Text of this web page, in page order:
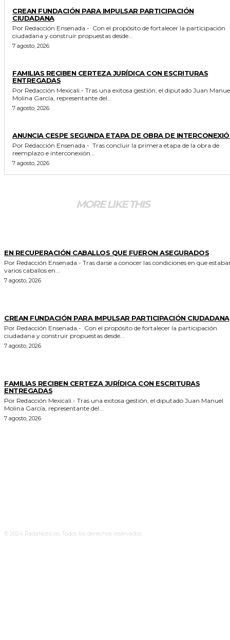
CREAN FUNDACIÓN PARA IMPULSAR PARTICIPACIÓN
CIUDADANA
Por Redacción Ensenada.- Con el propósito de fortalecer la participación
ciudadana y construir propuestas desde...
7 agosto, 2026
FAMILIAS RECIBEN CERTEZA JURÍDICA CON ESCRITURAS
ENTREGADAS
Por Redacción Mexicali.- Tras una exitosa gestión, el diputado Juan Manuel
Molina García, representante del...
7 agosto, 2026
ANUNCIA CESPE SEGUNDA ETAPA DE OBRA DE
Por Redacción Ensenada.- Tras concluir la primera etapa de la obra de
reemplazo e interconexión...
7 agosto, 2026
MORE LIKE THIS
EN RECUPERACIÓN CABALLOS QUE FUERON ASEGURADOS
Por Redacción Ensenada.- Tras darse a conocer las condiciones en que estaban
varios caballos en...
7 agosto, 2026
CREAN FUNDACIÓN PARA IMPULSAR PARTICIPACIÓN CIUDADANA
Por Redacción Ensenada.- Con el propósito de fortalecer la participación
ciudadana y construir propuestas desde...
7 agosto, 2026
FAMILIAS RECIBEN CERTEZA JURÍDICA CON ESCRITURAS
ENTREGADAS
Por Redacción Mexicali.- Tras una exitosa gestión, el diputado Juan Manuel
Molina García, representante del...
7 agosto, 2026
© 2024 RadaNoticias Todos los derechos reservados